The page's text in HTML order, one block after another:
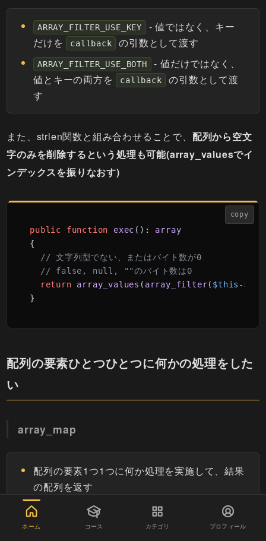
ARRAY_FILTER_USE_KEY
- 値ではなく、キー
だけを
callback の引数として渡す
ARRAY_FILTER_USE_BOTH
- 値だけではなく、
値とキーの両方を
callback
の引数として渡
す
また、strlen関数と組み合わせることで、 配列から空文
字のみを削除するという処理も可能(array_valuesでイ
ンデックスを振りなおす)
copy
public function exec ( ): array
{
// 文字列型でない、またはバイト数が0
// false, null, ""のバイト数は0
return
array_values ( array_filter( $this ->
}
配列の要素ひとつひとつに何かの処理をした
い
array_map
配列の要素1つ1つに何か処理を実施して、結果
の配列を返す
元の配列が連想配列の場合は、その連想配列の
keyの配列を第二引数に指定し、第三引数に
ホーム コース カテゴリ プロフィール